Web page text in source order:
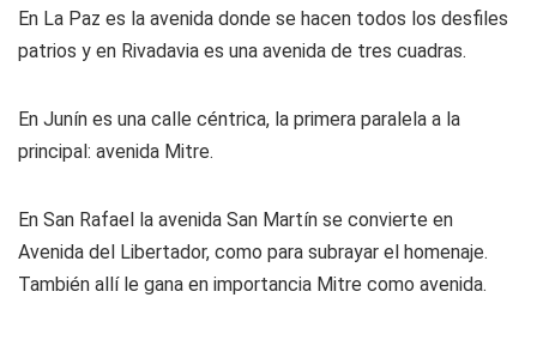
En La Paz es la avenida donde se hacen todos los desfiles
patrios y en Rivadavia es una avenida de tres cuadras.
En Junín es una calle céntrica, la primera paralela a la
principal: avenida Mitre.
En San Rafael la avenida San Martín se convierte en
Avenida del Libertador, como para subrayar el homenaje.
También allí le gana en importancia Mitre como avenida.